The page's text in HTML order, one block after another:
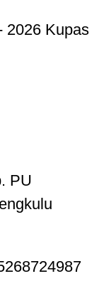
2026 Kupas
PU